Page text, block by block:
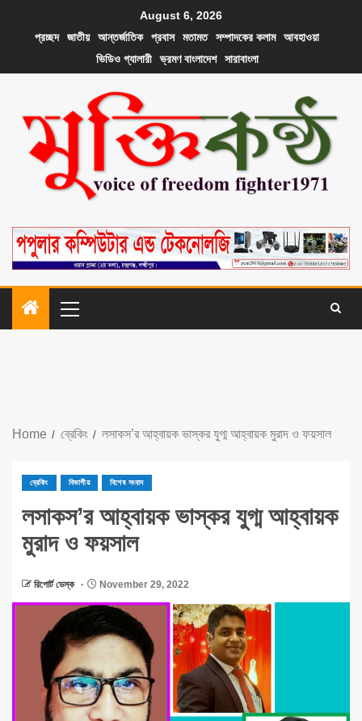
August 6, 2026
প্রচ্ছদ
জাতীয় আন্তর্জাতিক প্রবাস মতামত সম্পাদকের কলাম
আবহাওয়া
ভিডিও গ্যালারী
ভ্রমণ বাংলাদেশ সারাবাংলা
Home ব্রেকিং লসাকস’র আহ্বায়ক ভাস্কর যুগ্ম আহ্বায়ক মুরাদ ও ফয়সাল
ব্রেকিং বিভাগীয় বিশেষ সংবাদ
লসাকস’র আহ্বায়ক ভাস্কর যুগ্ম আহ্বায়ক
মুরাদ ও ফয়সাল
রিপোর্ট ডেস্ক November 29, 2022